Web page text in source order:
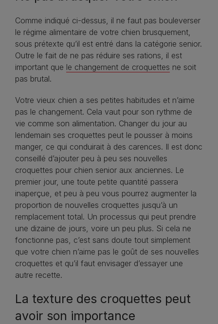
Comme indiqué ci-dessus, il ne faut pas bouleverser
le régime alimentaire de votre chien brusquement,
sous prétexte qu’il est entré dans la catégorie senior.
Outre le fait de ne pas réduire ses rations, il est
important que le changement de croquettes ne soit
pas brutal.
Votre vieux chien a ses petites habitudes et n’aime
pas le changement. Cela vaut pour son rythme de
vie comme son alimentation. Changer du jour au
lendemain ses croquettes peut le pousser à moins
manger, ce qui conduirait à des carences. Il est donc
conseillé d’ajouter peu à peu ses nouvelles
croquettes pour chien senior aux anciennes. Le
premier jour, une toute petite quantité passera
inaperçue, et peu à peu vous pourrez augmenter la
proportion de nouvelles croquettes jusqu’à un
remplacement total. Un processus qui peut prendre
une dizaine de jours, voire un peu plus. Si cela ne
fonctionne pas, c’est sans doute tout simplement
que votre chien n’aime pas le goût de ses nouvelles
croquettes et qu’il faut envisager d’essayer une
autre recette.
La texture des croquettes peut
avoir son importance